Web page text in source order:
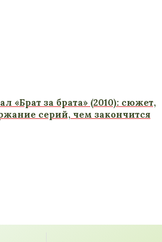
«Брат за брата» (2010): сюжет,
серий, чем закончится